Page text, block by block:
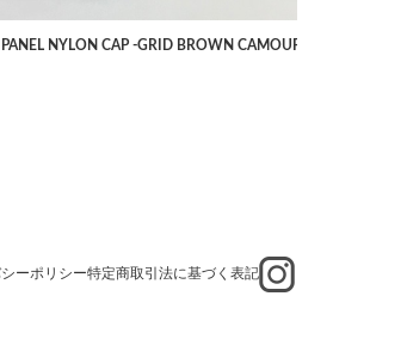
NYLON CAP -GRID BROWN CAMOUFLAGE- [ONE
ーポリシー特定商取引法に基づく表記